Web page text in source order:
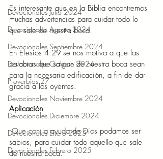
Devocionales Julio 2024
Devocionales Agosto 2024
Devocionales Septiembre 2024
Devocionales Octubre 2024
Proverbios 27
Devocionales Noviembre 2024
Devocionales Diciembre 2024
Devocionales Enero 2025
Devocionales Febrero 2025
Es interesante que en la Biblia encontremos
muchas advertencias para cuidar todo lo
que sale de nuestra boca.
En Efesios 4:29 se nos motiva a que las
palabras que salgan de nuestra boca sean
para la necesaria edificación, a fin de dar
gracia a los oyentes.
Aplicación
Que con la ayuda de Dios podamos ser
sabios, para cuidar todo aquello que sale
de nuestra boca.